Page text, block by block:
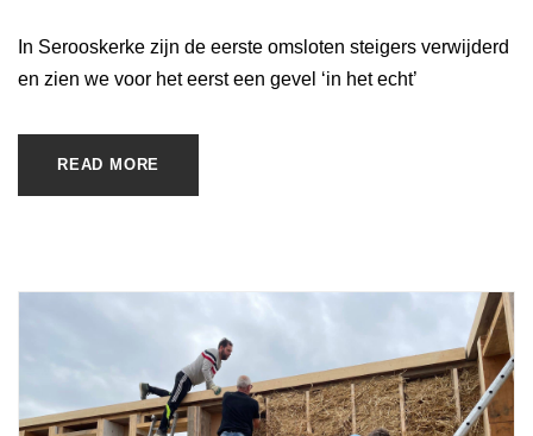
In Serooskerke zijn de eerste omsloten steigers verwijderd
en zien we voor het eerst een gevel ‘in het echt’
READ MORE